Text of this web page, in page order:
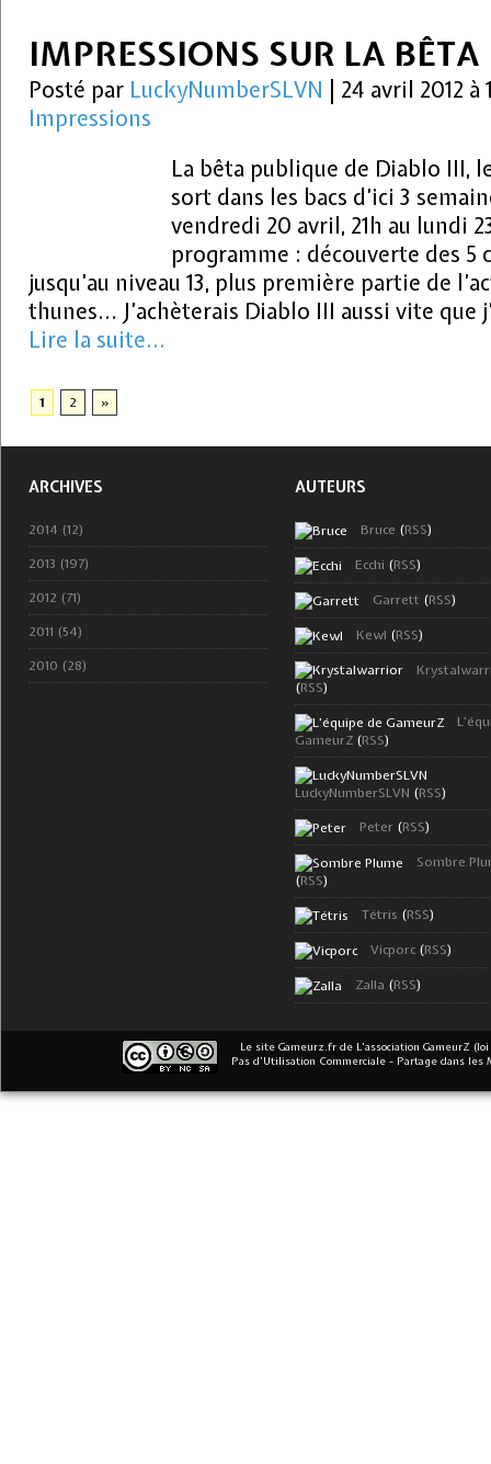
IMPRESSIONS SUR LA
Posté par LuckyNumberSLVN
24 avril 2012
Impressions
La bêta publique de Diablo III,
sort dans les bacs d’ici 3
vendredi 20 avril, 21h au lundi
programme : découverte des 5
jusqu’au niveau 13, plus première partie de
thunes… J’achèterais Diablo III aussi vite que
Lire la suite...
1 2 »
ARCHIVES
2014 (12)
2013 (197)
2012 (71)
2011 (54)
2010 (28)
AUTEURS
Bruce (RSS)
Ecchi (RSS)
Garrett (RSS)
Kewl (RSS)
(RSS)
GameurZ (RSS)
LuckyNumberSLVN (RSS)
Peter (RSS)
Sombre
(RSS)
Tétris (RSS)
Vicporc (RSS)
Zalla (RSS)
Le site Gameurz.fr de L'association GameurZ (loi
Pas d’Utilisation Commerciale - Partage dans